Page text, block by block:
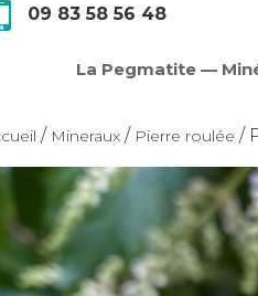
09 83 58 56 48
La Pegmatite —
/ Mineraux / Pierre roulée /